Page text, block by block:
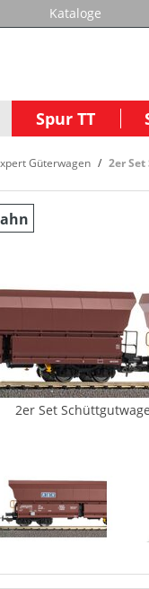
Kataloge
Spur TT
Güterwagen 2er Set
2er Set